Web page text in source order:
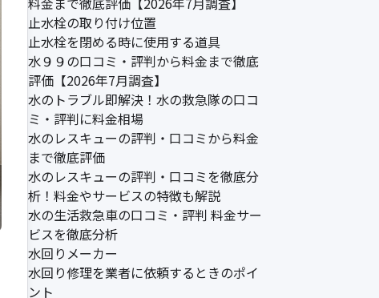
止水栓の取り付け位置
止水栓を閉める時に使用する道具
水９９の口コミ・評判から料金まで徹底
評価【2026年7月調査】
水のトラブル即解決！水の救急隊の口コ
ミ・評判に料金相場
水のレスキューの評判・口コミから料金
まで徹底評価
水のレスキューの評判・口コミを徹底分
析！料金やサービスの特徴も解説
水の生活救急車の口コミ・評判 料金サー
ビスを徹底分析
水回りメーカー
水回り修理を業者に依頼するときのポイ
ント